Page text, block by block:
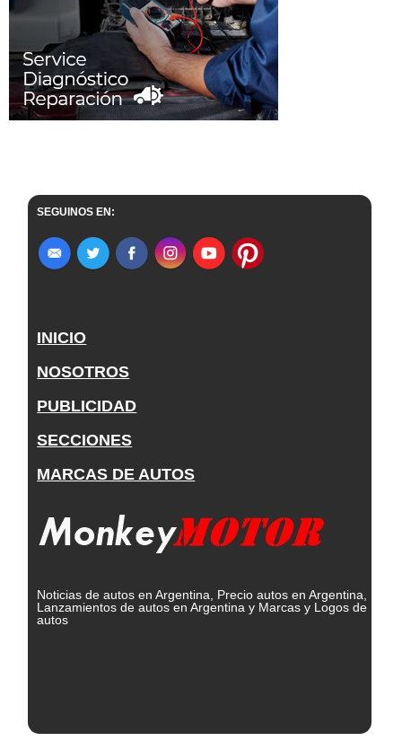
SEGUINOS EN:
INICIO
NOSOTROS
PUBLICIDAD
SECCIONES
MARCAS DE AUTOS
Noticias de autos en Argentina, Precio autos en Argentina,
Lanzamientos de autos en Argentina y Marcas y Logos de
autos